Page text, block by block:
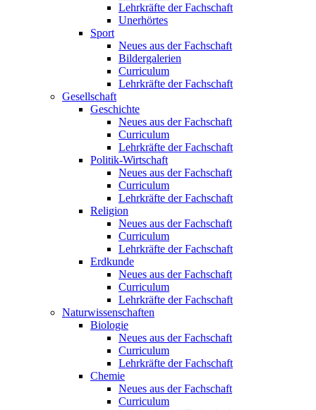
Lehrkräfte der Fachschaft
Unerhörtes
Sport
Neues aus der Fachschaft
Bildergalerien
Curriculum
Lehrkräfte der Fachschaft
Gesellschaft
Geschichte
Neues aus der Fachschaft
Curriculum
Lehrkräfte der Fachschaft
Politik-Wirtschaft
Neues aus der Fachschaft
Curriculum
Lehrkräfte der Fachschaft
Religion
Neues aus der Fachschaft
Curriculum
Lehrkräfte der Fachschaft
Erdkunde
Neues aus der Fachschaft
Curriculum
Lehrkräfte der Fachschaft
Naturwissenschaften
Biologie
Neues aus der Fachschaft
Curriculum
Lehrkräfte der Fachschaft
Chemie
Neues aus der Fachschaft
Curriculum